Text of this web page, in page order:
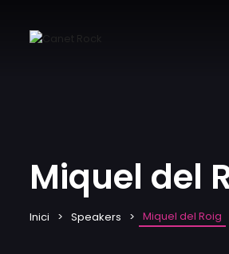
Miquel del
Inici Speakers Miquel del Roig